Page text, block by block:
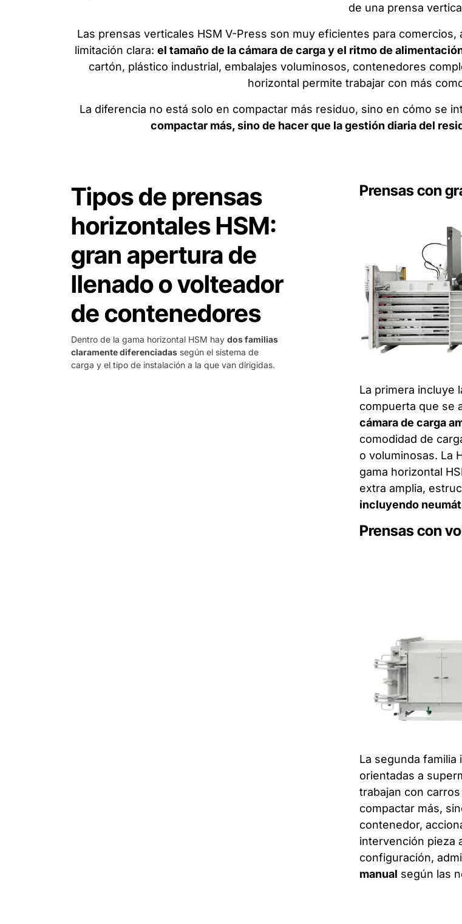
de una prensa
Las prensas verticales HSM V-Press son muy eficientes para
limitación clara: el tamaño de la cámara de carga y el ritmo de
cartón, plástico industrial, embalajes voluminosos, contenedores
horizontal permite trabajar con más
La diferencia no está solo en compactar más residuo, sino en cómo se
compactar más, sino de hacer que la gestión diaria del
Tipos de prensas
horizontales HSM:
gran apertura de
llenado o volteador
de contenedores
Dentro de la gama horizontal HSM hay dos familias
claramente diferenciadas según el sistema de
carga y el tipo de instalación a la que van dirigidas.
Prensas con
La primera incluye
compuerta que se
cámara de carga
comodidad de
o voluminosas. La
gama horizontal
extra amplia,
incluyendo
Prensas con
La segunda familia
orientadas a
trabajan con
compactar más,
contenedor,
intervención pieza
configuración,
manual según las